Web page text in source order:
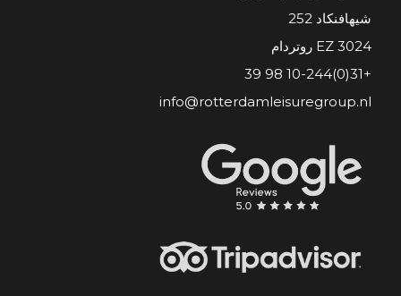
شيهافنكاد 252
3024 EZ روتردام
+31(0)10-244 98 39
info@rotterdamleisuregroup.nl